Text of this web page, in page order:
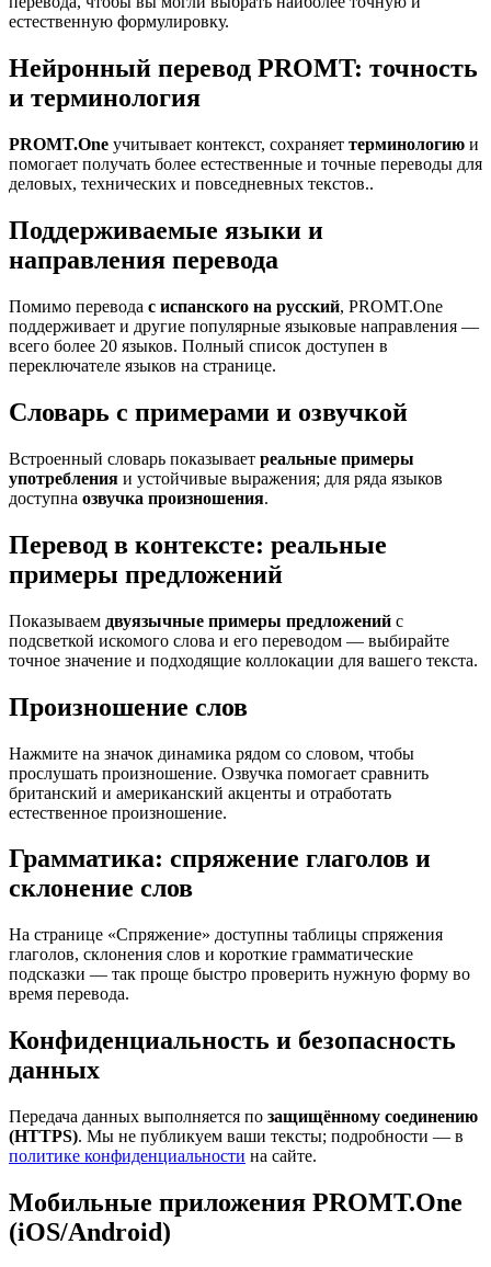
естественную формулировку.
Нейронный перевод PROMT: точность
и терминология
PROMT.One учитывает контекст, сохраняет терминологию и
помогает получать более естественные и точные переводы для
деловых, технических и повседневных текстов..
Поддерживаемые языки и
направления перевода
Помимо перевода с испанского на русский, PROMT.One
поддерживает и другие популярные языковые направления —
всего более 20 языков. Полный список доступен в
переключателе языков на странице.
Словарь с примерами и озвучкой
Встроенный словарь показывает реальные примеры
употребления и устойчивые выражения; для ряда языков
доступна озвучка произношения.
Перевод в контексте: реальные
примеры предложений
Показываем двуязычные примеры предложений с
подсветкой искомого слова и его переводом — выбирайте
точное значение и подходящие коллокации для вашего текста.
Произношение слов
Нажмите на значок динамика рядом со словом, чтобы
прослушать произношение. Озвучка помогает сравнить
британский и американский акценты и отработать
естественное произношение.
Грамматика: спряжение глаголов и
склонение слов
На странице «Спряжение» доступны таблицы спряжения
глаголов, склонения слов и короткие грамматические
подсказки — так проще быстро проверить нужную форму во
время перевода.
Конфиденциальность и безопасность
данных
Передача данных выполняется по защищённому соединению
(HTTPS). Мы не публикуем ваши тексты; подробности — в
политике конфиденциальности на сайте.
Мобильные приложения PROMT.One
(iOS/Android)